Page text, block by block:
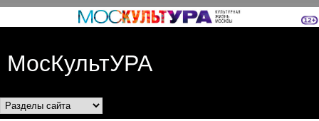
Перейти к основному
МосКультУРА
Разделы сайта